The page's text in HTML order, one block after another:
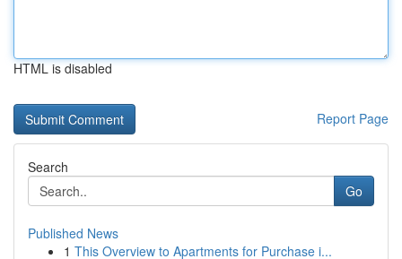
HTML is disabled
Report Page
Search
Go
Published News
1 This Overview to Apartments for Purchase i...